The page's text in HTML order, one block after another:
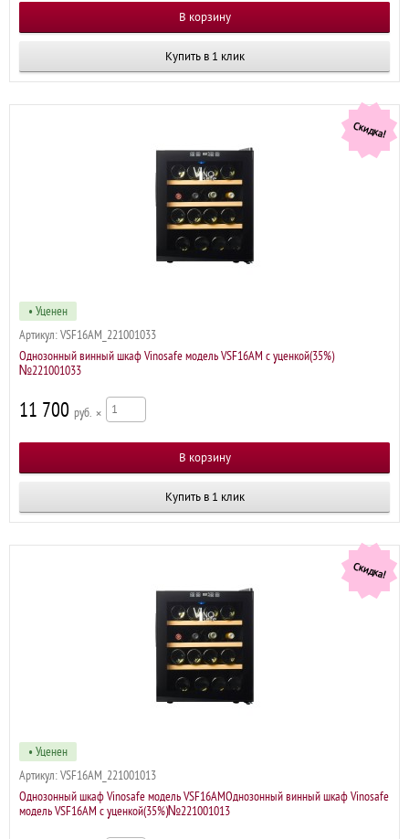
Купить в 1 клик
Скидка!
• Уценен
Артикул: VSF16AM_221001033
Однозонный винный шкаф Vinosafe модель VSF16AM с уценкой(35%)
№221001033
11 700 р ×
Купить в 1 клик
Скидка!
• Уценен
Артикул: VSF16AM_221001013
Однозонный шкаф Vinosafe модель VSF16AMОднозонный винный шкаф Vinosafe
модель VSF16AM с уценкой(35%)№221001013